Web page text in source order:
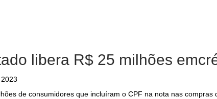
libera R$ 25 milhões
de consumidores que incluíram o CPF na nota nas